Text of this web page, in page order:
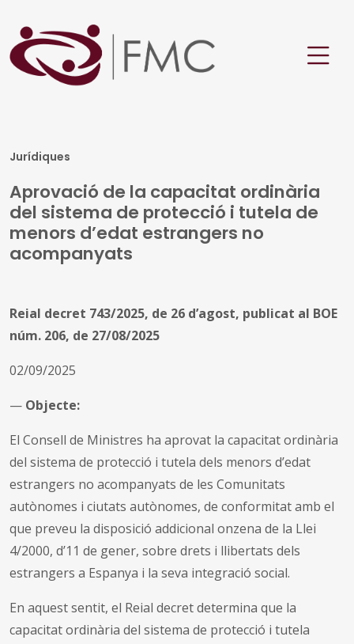
Jurídiques
Aprovació de la capacitat ordinària
del sistema de protecció i tutela de
menors d’edat estrangers no
acompanyats
Reial decret 743/2025, de 26 d’agost, publicat al BOE
núm. 206, de 27/08/2025
02/09/2025
— Objecte:
El Consell de Ministres ha aprovat la capacitat ordinària
del sistema de protecció i tutela dels menors d’edat
estrangers no acompanyats de les Comunitats
autònomes i ciutats autònomes, de conformitat amb el
que preveu la disposició addicional onzena de la Llei
4/2000, d’11 de gener, sobre drets i llibertats dels
estrangers a Espanya i la seva integració social.
En aquest sentit, el Reial decret determina que la
capacitat ordinària del sistema de protecció i tutela